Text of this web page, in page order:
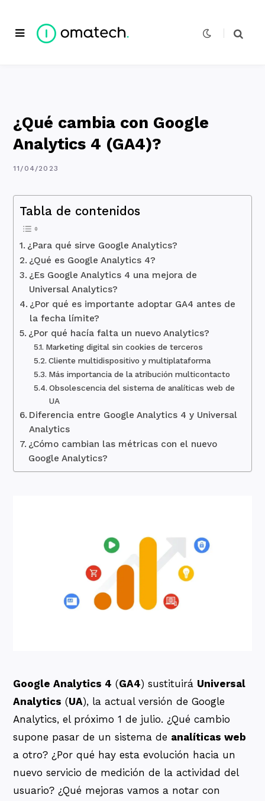
¿Qué cambia con Google
Analytics 4 (GA4)?
11/04/2023
Tabla de contenidos
¿Para qué sirve Google Analytics?
¿Qué es Google Analytics 4?
¿Es Google Analytics 4 una mejora de
Universal Analytics?
¿Por qué es importante adoptar GA4 antes de
la fecha límite?
¿Por qué hacía falta un nuevo Analytics?
Marketing digital sin cookies de terceros
Cliente multidispositivo y multiplataforma
Más importancia de la atribución multicontacto
Obsolescencia del sistema de analíticas web de
UA
Diferencia entre Google Analytics 4 y Universal
Analytics
¿Cómo cambian las métricas con el nuevo
Google Analytics?
Google Analytics 4 (GA4) sustituirá Universal
Analytics (UA), la actual versión de Google
Analytics, el próximo 1 de julio. ¿Qué cambio
supone pasar de un sistema de analíticas web
a otro? ¿Por qué hay esta evolución hacia un
nuevo servicio de medición de la actividad del
usuario? ¿Qué mejoras vamos a notar con